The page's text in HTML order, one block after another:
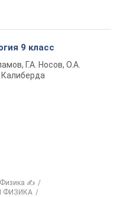
9 класс
Г.А. Носов, О.А.
Физика ✍
ФИЗИКА